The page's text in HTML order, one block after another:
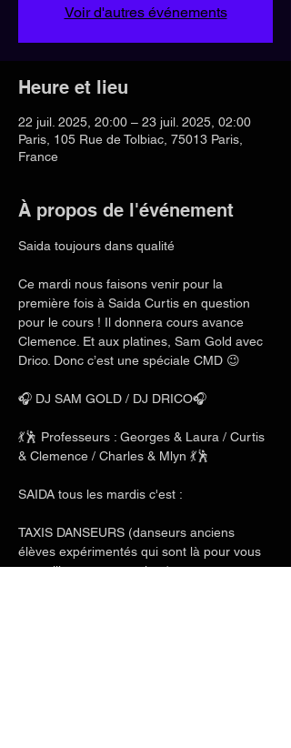
Voir d'autres événements
Heure et lieu
22 juil. 2025, 20:00 – 23 juil. 2025, 02:00
Paris, 105 Rue de Tolbiac, 75013 Paris,
France
À propos de l'événement
Saida toujours dans qualité
Ce mardi nous faisons venir pour la
première fois à Saida Curtis en question
pour le cours ! Il donnera cours avance
Clemence. Et aux platines, Sam Gold avec
Drico. Donc c’est une spéciale CMD 😉
🎧 DJ SAM GOLD / DJ DRICO🎧
💃🕺 Professeurs : Georges & Laura / Curtis
& Clemence / Charles & Mlyn 💃🕺
SAIDA tous les mardis c'est :
TAXIS DANSEURS (danseurs anciens
élèves expérimentés qui sont là pour vous
conseiller et vous corriger)